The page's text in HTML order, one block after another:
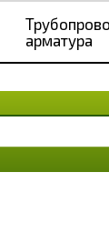
арматура